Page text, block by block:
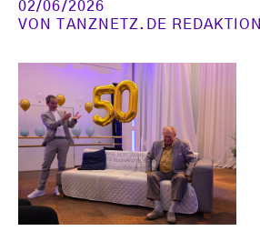
02/06/2026
VON
TANZNETZ.DE REDAKTION